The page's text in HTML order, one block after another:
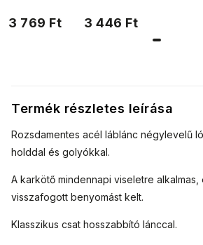
Termék részletes leírása
Rozsdamentes acél láblánc négylevelű
holddal és golyókkal.
A karkötő mindennapi viseletre alkalmas,
visszafogott benyomást kelt.
Klasszikus csat hosszabbító lánccal.
3 769 Ft
2002065-1
3 446 Ft